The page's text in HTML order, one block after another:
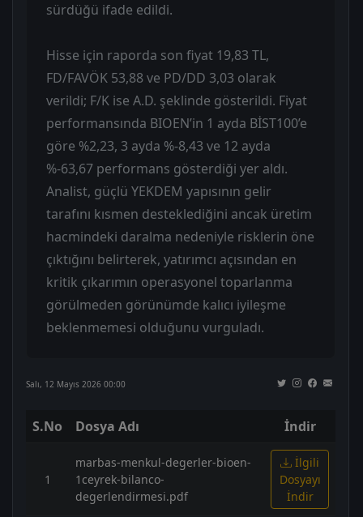
sürdüğü ifade edildi.
Hisse için raporda son fiyat 19,83 TL,
FD/FAVÖK 53,88 ve PD/DD 3,03 olarak
verildi; F/K ise A.D. şeklinde gösterildi. Fiyat
performansında BIOEN’in 1 ayda BİST100’e
göre %2,23, 3 ayda %-8,43 ve 12 ayda
%-63,67 performans gösterdiği yer aldı.
Analist, güçlü YEKDEM yapısının gelir
tarafını kısmen desteklediğini ancak üretim
hacmindeki daralma nedeniyle risklerin öne
çıktığını belirterek, yatırımcı açısından en
kritik çıkarımın operasyonel toparlanma
görülmeden görünümde kalıcı iyileşme
beklenmemesi olduğunu vurguladı.
Salı, 12 Mayıs 2026 00:00
S.No Dosya Adı İndir
1
marbas-menkul-degerler-bioen-
1ceyrek-bilanco-
degerlendirmesi.pdf
İlgili
Dosyayı
İndir